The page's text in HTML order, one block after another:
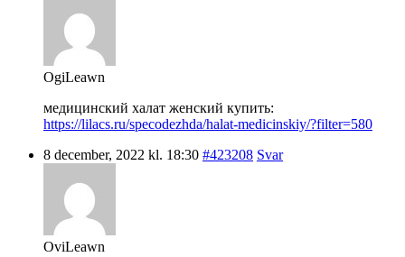
OgiLeawn
медицинский халат женский купить:
https://lilacs.ru/specodezhda/halat-medicinskiy/?filter=580
8 december, 2022 kl. 18:30 #423208 Svar
OviLeawn